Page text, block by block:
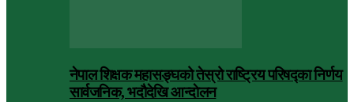
नेपाल शिक्षक महासङ्घको तेस्रो राष्ट्रिय परिषद्का निर्णय
सार्वजनिक, भदाैदेखि आन्दाेलन